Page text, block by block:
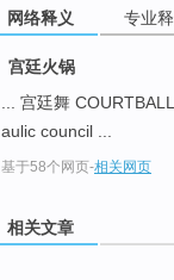
网络释义 专业
宫廷火锅
... 宫廷舞
aulic council ...
基于58个网页-相关网页
相关文章